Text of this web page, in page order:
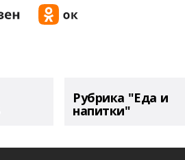
Рубрика "Еда и
напитки"